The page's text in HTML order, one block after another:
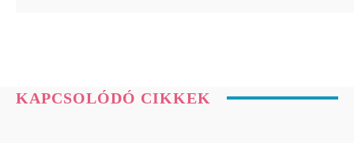
KAPCSOLÓDÓ CIKKEK